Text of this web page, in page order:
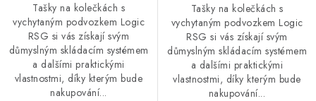
Tašky na kolečkách s
vychytaným podvozkem Logic
RSG si vás získají svým
důmyslným skládacím systémem
a dalšími praktickými
vlastnostmi, díky kterým bude
nakupování...
Tašky na kolečkách s
vychytaným podvozkem Logic
RSG si vás získají svým
důmyslným skládacím systémem
a dalšími praktickými
vlastnostmi, díky kterým bude
nakupování...